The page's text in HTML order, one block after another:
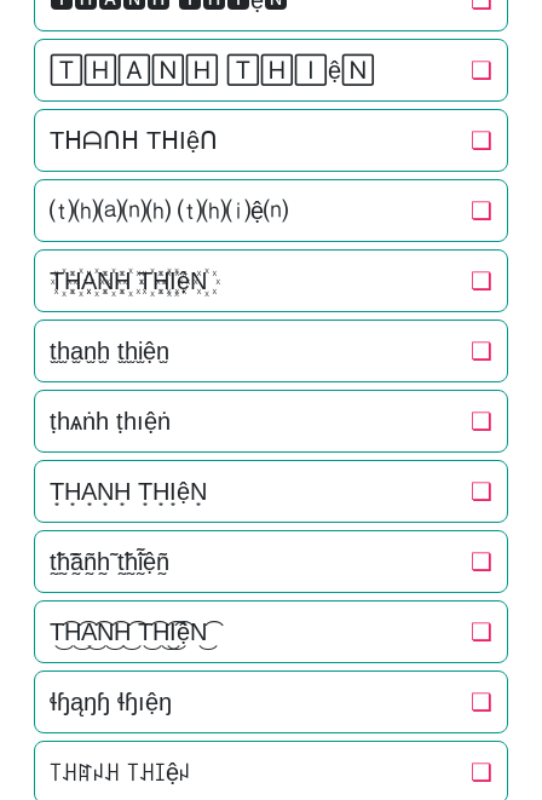
🅃🄷🄰🄽🄷 🅃🄷🄸ệ🄽 ❏
Tᕼᗩᑎᕼ TᕼIệᑎ ❏
⒯⒣⒜⒩⒣ ⒯⒣⒤ệ⒩ ❏
T꙰H꙰A꙰N꙰H꙰ T꙰H꙰I꙰ệN꙰ ❏
t̫h̫a̫n̫h̫ t̫h̫i̫ện̫ ❏
ṭһѧṅһ ṭһıệṅ ❏
T͙H͙A͙N͙H͙ T͙H͙I͙ệN͙ ❏
t̰̃h̰̃ã̰ñ̰h̰̃ t̰̃h̰̃ḭ̃ệñ̰ ❏
T͜͡H͜͡A͜͡N͜͡H͜͡ T͜͡H͜͡I͜͡ệN͜͡ ❏
ɬɧąŋɧ ɬɧıệŋ ❏
꓄ꃅꍏꈤꃅ ꓄ꃅꀤệꈤ ❏